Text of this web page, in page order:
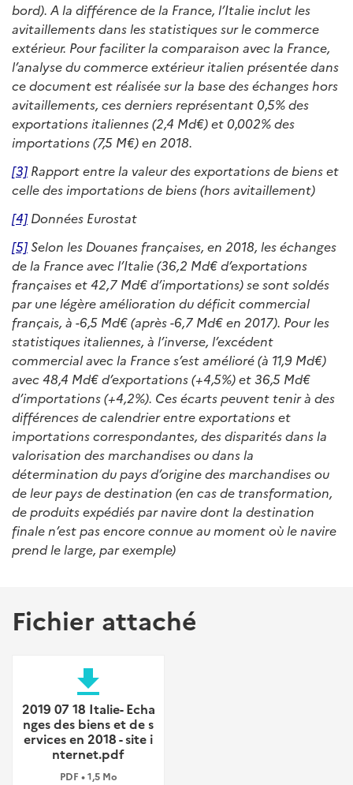
bord). A la différence de la France, l’Italie inclut les
avitaillements dans les statistiques sur le commerce
extérieur. Pour faciliter la comparaison avec la France,
l’analyse du commerce extérieur italien présentée dans
ce document est réalisée sur la base des échanges hors
avitaillements, ces derniers représentant 0,5% des
exportations italiennes (2,4 Md€) et 0,002% des
importations (7,5 M€) en 2018.
[3] Rapport entre la valeur des exportations de biens et
celle des importations de biens (hors avitaillement)
[4] Données Eurostat
[5]Selon les Douanes françaises, en 2018, les échanges
de la France avec l’Italie (36,2 Md€ d’exportations
françaises et 42,7 Md€ d’importations) se sont soldés
par une légère amélioration du déficit commercial
français, à -6,5 Md€ (après -6,7 Md€ en 2017). Pour les
statistiques italiennes, à l’inverse, l’excédent
commercial avec la France s’est amélioré (à 11,9 Md€)
avec 48,4 Md€ d’exportations (+4,5%) et 36,5 Md€
d’importations (+4,2%). Ces écarts peuvent tenir à des
différences de calendrier entre exportations et
importations correspondantes, des disparités dans la
valorisation des marchandises ou dans la
détermination du pays d’origine des marchandises ou
de leur pays de destination (en cas de transformation,
de produits expédiés par navire dont la destination
finale n’est pas encore connue au moment où le navire
prend le large, par exemple)
Fichier attaché
file_download
2019 07 18 Italie- Echa
nges des biens et de s
ervices en 2018 - site i
nternet.pdf
PDF • 1,5 Mo